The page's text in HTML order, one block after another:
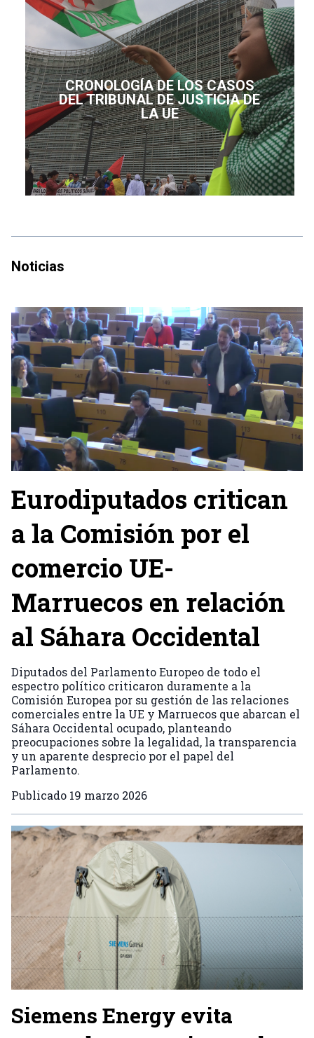
CRONOLOGÍA DE LOS CASOS
DEL TRIBUNAL DE JUSTICIA DE
LA UE
Noticias
Eurodiputados critican
a la Comisión por el
comercio UE-
Marruecos en relación
al Sáhara Occidental
Diputados del Parlamento Europeo de todo el
espectro político criticaron duramente a la
Comisión Europea por su gestión de las relaciones
comerciales entre la UE y Marruecos que abarcan el
Sáhara Occidental ocupado, planteando
preocupaciones sobre la legalidad, la transparencia
y un aparente desprecio por el papel del
Parlamento.
Publicado 19 marzo 2026
Siemens Energy evita